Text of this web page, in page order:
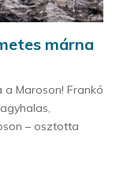
márna
Maroson! Frankó
– osztotta